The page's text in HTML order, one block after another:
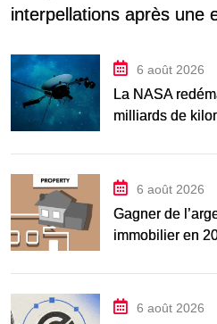
interpellations après une
6 août 2026
La NASA
milliards de
6 août 2026
Gagner de
immobilier en
6 août 2026